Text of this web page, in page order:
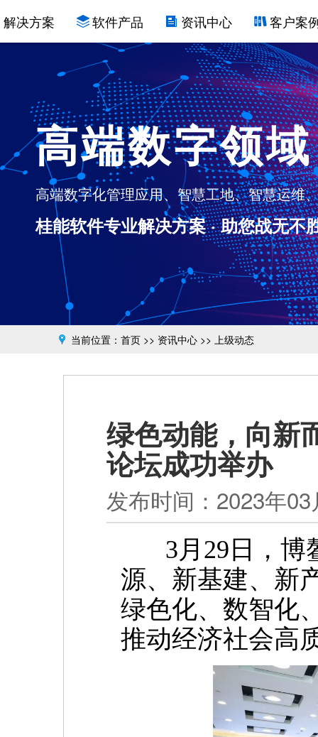
解决方案 软件产品 资讯中心 客户案
高端数字领
高端数字化管理应用、智慧工地、智慧运维
桂能软件专业解决方案 · 助您战无不
当前位置： 首页 >> 资讯中心 >> 上级动态
绿色动能，向新
论坛成功举办
发布时间：2023年
3月29日，博
源、新基建、新
绿色化、数智化
推动经济社会高